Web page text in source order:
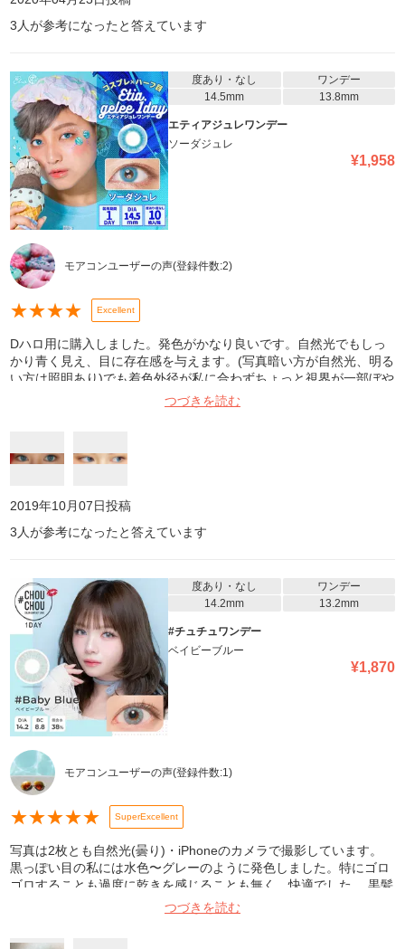
3 人が参考になったと答えています
度あり・なし
ワンデー
14.5mm
13.8mm
エティアジュレワンデー
ソーダジュレ
¥1,958
モアコンユーザーの声(登録件数:2)
★★★★ Excellent
Dハロ用に購入しました。発色がかなり良いです。自然光でもしっ
かり青く見え、目に存在感を与えます。(写真暗い方が自然光、明る
い方は照明あり)でも着色外径が私に合わずちょっと視界が一部ぼや
ける感じがありました。慣れればそこまで気になりません。普段使
いは合わないかもしれません。参考になれば幸いです
つづきを読む
2019年10月07日投稿
3 人が参考になったと答えています
度あり・なし
ワンデー
14.2mm
13.2mm
#チュチュワンデー
ベイビーブルー
¥1,870
モアコンユーザーの声(登録件数:1)
★★★★★ SuperExcellent
写真は2枚とも自然光(曇り)・iPhoneのカメラで撮影しています。
黒っぽい目の私には水色〜グレーのように発色しました。特にゴロ
ゴロすることも過度に乾きを感じることも無く、快適でした。 黒髪
でも濃いめのメイクなら合いそうな感じがします。
つづきを読む